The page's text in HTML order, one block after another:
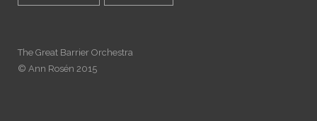
The Great Barrier Orchestra
© Ann Rosén 2015